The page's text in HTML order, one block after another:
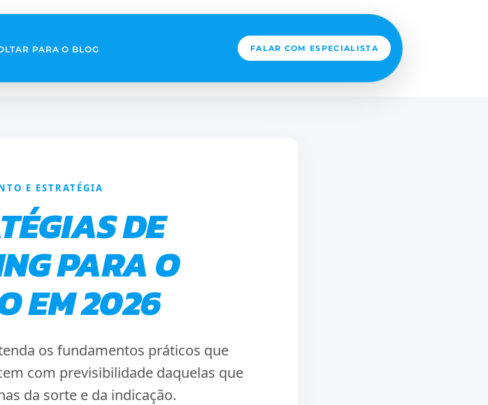
PARA O BLOG FALAR COM ESPECIALISTA
E ESTRATÉGIA
DE
PARA O
EM 2026
os fundamentos práticos que
com previsibilidade daquelas que
da sorte e da indicação.